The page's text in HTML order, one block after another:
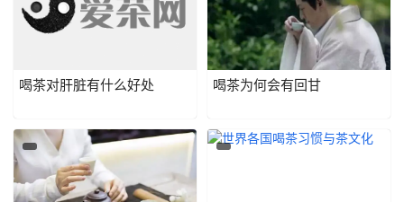
喝茶对肝脏有什么好处 喝茶为何会有回甘